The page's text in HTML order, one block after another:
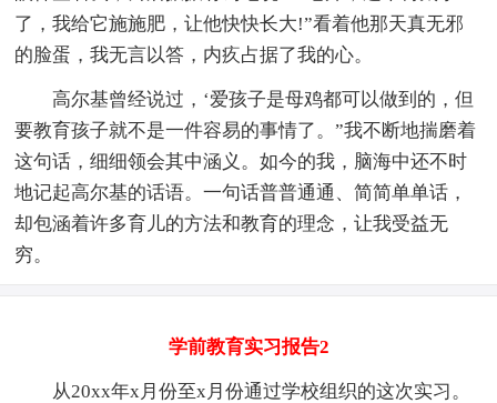
了，我给它施施肥，让他快快长大!”看着他那天真无邪
的脸蛋，我无言以答，内疚占据了我的心。
高尔基曾经说过，‘爱孩子是母鸡都可以做到的，但
要教育孩子就不是一件容易的事情了。”我不断地揣磨着
这句话，细细领会其中涵义。如今的我，脑海中还不时
地记起高尔基的话语。一句话普普通通、简简单单话，
却包涵着许多育儿的方法和教育的理念，让我受益无
穷。
学前教育实习报告2
从20xx年x月份至x月份通过学校组织的这次实习。